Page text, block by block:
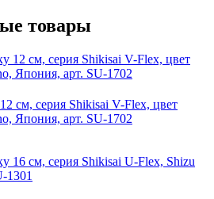
товары
см, серия Shikisai V-Flex, цвет
Япония, арт. SU-1702